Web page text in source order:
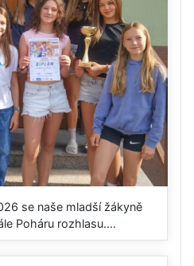
se naše mladší žákyně
Poháru rozhlasu....